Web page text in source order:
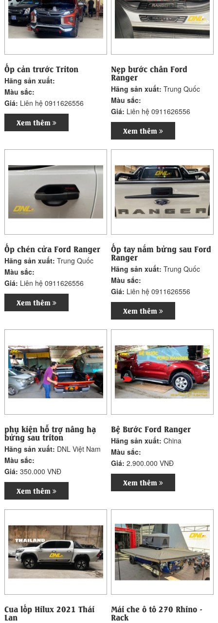
Ốp cản trước Triton
Hãng sản xuất:
Màu sắc:
Giá: Liên hệ 0911626556
Xem thêm
Nẹp bước chân Ford
Ranger
Hãng sản xuất:Trung Quốc
Màu sắc:
Giá: Liên hệ 0911626556
Xem thêm
Ốp chén cửa Ford Ranger
Hãng sản xuất:Trung Quốc
Màu sắc:
Giá: Liên hệ 0911626556
Xem thêm
Ốp tay nắm bửng sau Ford
Ranger
Hãng sản xuất:Trung Quốc
Màu sắc:
Giá: Liên hệ 0911626556
Xem thêm
phụ kiện hỗ trợ nâng hạ
bửng sau triton
Hãng sản xuất: DNL Việt Nam
Màu sắc:
Giá:350.000 VNĐ
Xem thêm
Bệ Bước Ford Ranger
Hãng sản xuất:China
Màu sắc:
Giá:2.900.000 VNĐ
Xem thêm
Cua lốp Hilux 2021 Thái
Lan
Mái che ô tô 270 Rhino -
Rack